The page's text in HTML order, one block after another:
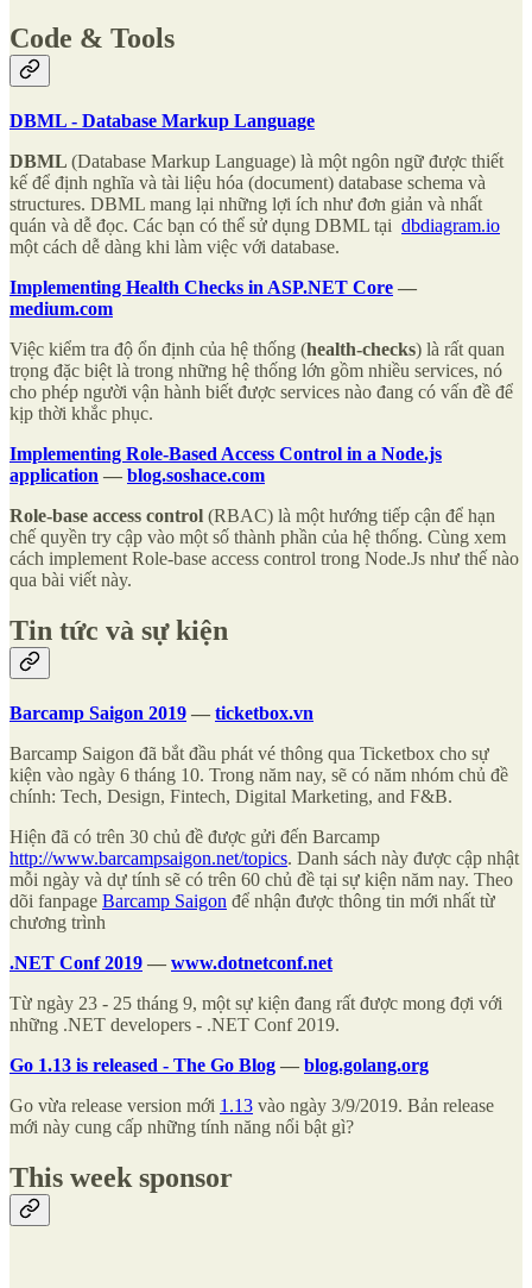
Code & Tools
DBML - Database Markup Language
DBML (Database Markup Language) là một ngôn ngữ được thiết
kế để định nghĩa và tài liệu hóa (document) database schema và
structures. DBML mang lại những lợi ích như đơn giản và nhất
quán và dễ đọc. Các bạn có thể sử dụng DBML tại dbdiagram.io
một cách dễ dàng khi làm việc với database.
Implementing Health Checks in ASP.NET Core —
medium.com
Việc kiểm tra độ ổn định của hệ thống (health-checks) là rất quan
trọng đặc biệt là trong những hệ thống lớn gồm nhiều services, nó
cho phép người vận hành biết được services nào đang có vấn đề để
kịp thời khắc phục.
Implementing Role-Based Access Control in a Node.js
application — blog.soshace.com
Role-base access control (RBAC) là một hướng tiếp cận để hạn
chế quyền try cập vào một số thành phần của hệ thống. Cùng xem
cách implement Role-base access control trong Node.Js như thế nào
qua bài viết này.
Tin tức và sự kiện
Barcamp Saigon 2019 — ticketbox.vn
Barcamp Saigon đã bắt đầu phát vé thông qua Ticketbox cho sự
kiện vào ngày 6 tháng 10. Trong năm nay, sẽ có năm nhóm chủ đề
chính: Tech, Design, Fintech, Digital Marketing, and F&B.
Hiện đã có trên 30 chủ đề được gửi đến Barcamp
http://www.barcampsaigon.net/topics. Danh sách này được cập nhật
mỗi ngày và dự tính sẽ có trên 60 chủ đề tại sự kiện năm nay. Theo
dõi fanpage Barcamp Saigon để nhận được thông tin mới nhất từ
chương trình
.NET Conf 2019 — www.dotnetconf.net
Từ ngày 23 - 25 tháng 9, một sự kiện đang rất được mong đợi với
những .NET developers - .NET Conf 2019.
Go 1.13 is released - The Go Blog — blog.golang.org
Go vừa release version mới 1.13 vào ngày 3/9/2019. Bản release
mới này cung cấp những tính năng nổi bật gì?
This week sponsor